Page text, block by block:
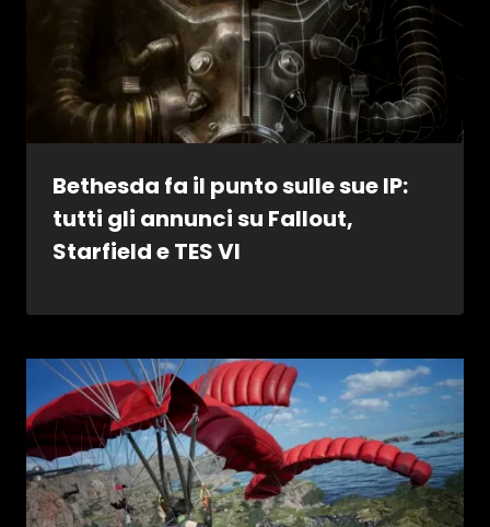
Bethesda fa il punto sulle sue IP:
tutti gli annunci su Fallout,
Starfield e TES VI